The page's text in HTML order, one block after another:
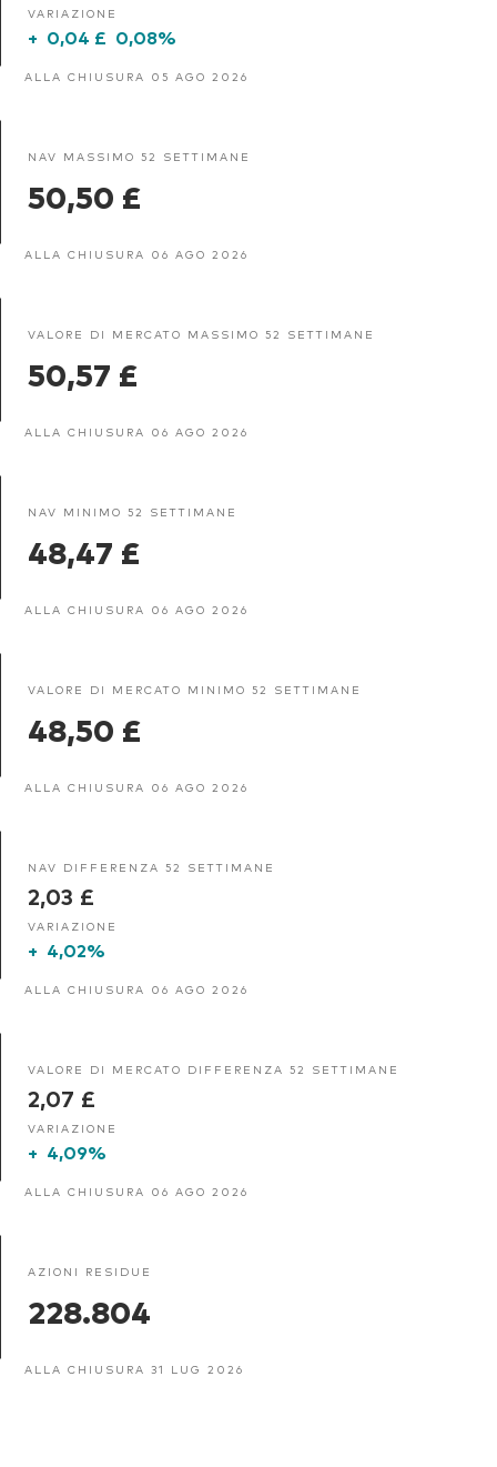
VARIAZIONE
+ 0,04 £ 0,08%
ALLA CHIUSURA 05 AGO 2026
NAV MASSIMO 52 SETTIMANE
50,50 £
ALLA CHIUSURA 06 AGO 2026
VALORE DI MERCATO MASSIMO 52 SETTIMANE
50,57 £
ALLA CHIUSURA 06 AGO 2026
NAV MINIMO 52 SETTIMANE
48,47 £
ALLA CHIUSURA 06 AGO 2026
VALORE DI MERCATO MINIMO 52 SETTIMANE
48,50 £
ALLA CHIUSURA 06 AGO 2026
NAV DIFFERENZA 52 SETTIMANE
2,03 £
VARIAZIONE
+ 4,02%
ALLA CHIUSURA 06 AGO 2026
VALORE DI MERCATO DIFFERENZA 52 SETTIMANE
2,07 £
VARIAZIONE
+ 4,09%
ALLA CHIUSURA 06 AGO 2026
AZIONI RESIDUE
228.804
ALLA CHIUSURA 31 LUG 2026